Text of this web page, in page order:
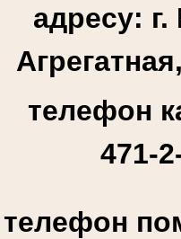
адресу: г.
телефон
471-
телефон